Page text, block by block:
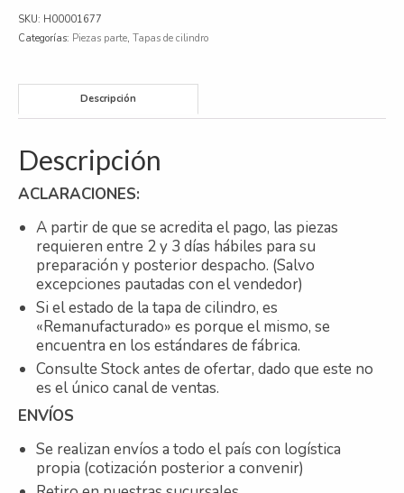
6.45
MWM
cantidad
SKU: H00001677
Categorías: Piezas parte, Tapas de cilindro
Descripción
Descripción
ACLARACIONES:
A partir de que se acredita el pago, las piezas
requieren entre 2 y 3 días hábiles para su
preparación y posterior despacho. (Salvo
excepciones pautadas con el vendedor)
Si el estado de la tapa de cilindro, es
«Remanufacturado» es porque el mismo, se
encuentra en los estándares de fábrica.
Consulte Stock antes de ofertar, dado que este no
es el único canal de ventas.
ENVÍOS
Se realizan envíos a todo el país con logística
propia (cotización posterior a convenir)